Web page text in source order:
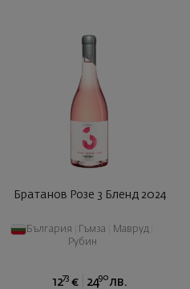
Братанов Розе 3 Бленд 2024
България Гъмза Мавруд
Рубин
1273 € 2490 лв.